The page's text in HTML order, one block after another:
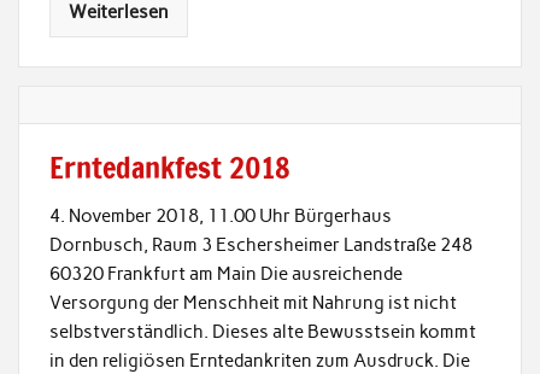
Weiterlesen
Erntedankfest 2018
4. November 2018, 11.00 Uhr Bürgerhaus
Dornbusch, Raum 3 Eschersheimer Landstraße 248
60320 Frankfurt am Main Die ausreichende
Versorgung der Menschheit mit Nahrung ist nicht
selbstverständlich. Dieses alte Bewusstsein kommt
in den religiösen Erntedankriten zum Ausdruck. Die